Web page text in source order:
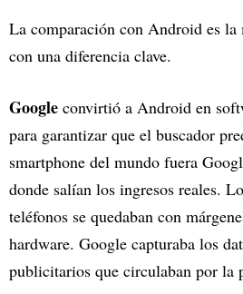
La comparación con Android es la
con una diferencia clave.
Google convirtió a Android en
para garantizar que el buscador
smartphone del mundo fuera
donde salían los ingresos reales.
teléfonos se quedaban con
hardware. Google capturaba los
publicitarios que circulaban por la